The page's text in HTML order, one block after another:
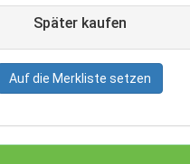
Später kaufen
Auf die Merkliste setzen